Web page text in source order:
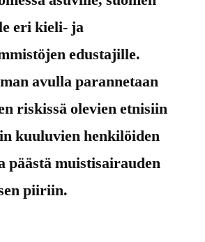
eri kieli- ja
edustajille.
avulla parannetaan
riskissä olevien etnisiin
kuuluvien henkilöiden
päästä muistisairauden
piiriin.